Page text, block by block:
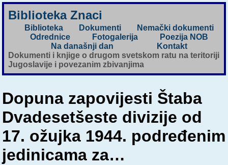
Biblioteka Znaci
Biblioteka Dokumenti
Nemački dokumenti
Odrednice
Fotogalerija
Poezija NOB
Na današnji dan
Kontakt
Dokumenti i knjige o drugom svetskom ratu na teritoriji
Jugoslavije i povezanim zbivanjima
Dopuna zapovijesti Štaba
Dvadesetšeste divizije od
17. ožujka 1944. podređenim
jedinicama za…